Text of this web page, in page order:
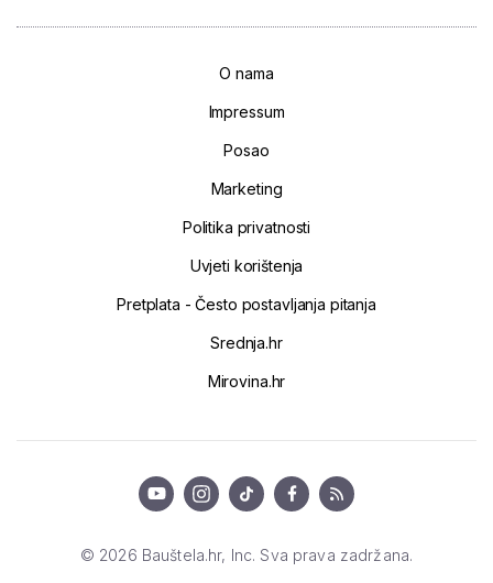
O nama
Impressum
Posao
Marketing
Politika privatnosti
Uvjeti korištenja
Pretplata - Često postavljanja pitanja
Srednja.hr
Mirovina.hr
© 2026 Bauštela.hr, Inc. Sva prava zadržana.